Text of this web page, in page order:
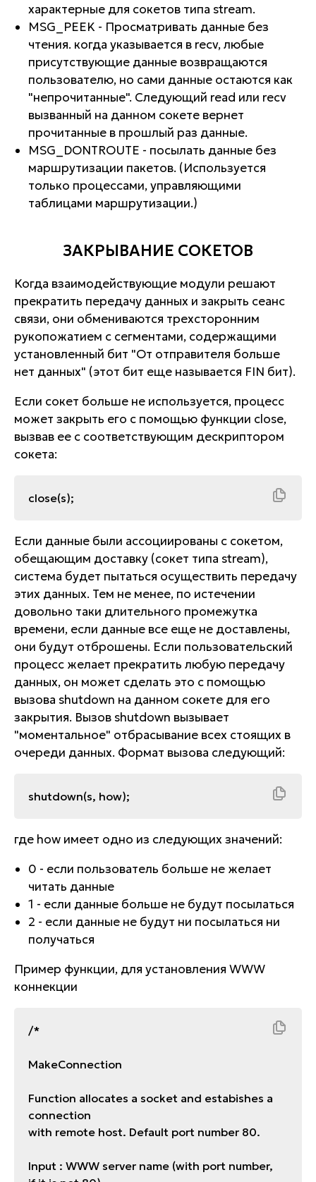
характерные для сокетов типа stream.
MSG_PEEK - Просматривать данные без
чтения. когда указывается в recv, любые
присутствующие данные возвращаются
пользователю, но сами данные остаются как
"непрочитанные". Следующий read или recv
вызванный на данном сокете вернет
прочитанные в прошлый раз данные.
MSG_DONTROUTE - посылать данные без
маршрутизации пакетов. (Используется
только процессами, управляющими
таблицами маршрутизации.)
ЗАКРЫВАНИЕ СОКЕТОВ
Когда взаимодействующие модули решают
прекратить передачу данных и закрыть сеанс
связи, они обмениваются трехсторонним
рукопожатием с сегментами, содержащими
установленный бит "От отправителя больше
нет данных" (этот бит еще называется FIN бит).
Если сокет больше не используется, процесс
может закрыть его с помощью функции close,
вызвав ее с соответствующим дескриптором
сокета:
close(s);
Если данные были ассоциированы с сокетом,
обещающим доставку (сокет типа stream),
система будет пытаться осуществить передачу
этих данных. Тем не менее, по истечении
довольно таки длительного промежутка
времени, если данные все еще не доставлены,
они будут отброшены. Если пользовательский
процесс желает прекратить любую передачу
данных, он может сделать это с помощью
вызова shutdown на данном сокете для его
закрытия. Вызов shutdown вызывает
"моментальное" отбрасывание всех стоящих в
очереди данных. Формат вызова следующий:
shutdown(s, how);
где how имеет одно из следующих значений:
0 - если пользователь больше не желает
читать данные
1 - если данные больше не будут посылаться
2 - если данные не будут ни посылаться ни
получаться
Пример функции, для установления WWW
коннекции
/*
MakeConnection
Function allocates a socket and estabishes a
connection
with remote host. Default port number 80.
Input : WWW server name (with port number,